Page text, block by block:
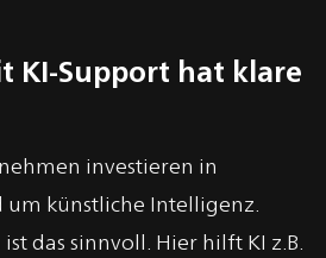
KI-Support hat klare
investieren in
künstliche Intelligenz.
das sinnvoll. Hier hilft KI z.B.